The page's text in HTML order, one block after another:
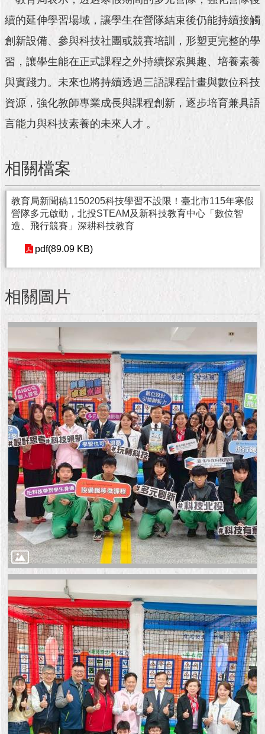
與
專
區
北
旅
遊
網
政
站
資
料
開
放
宣
隱
權
及
訊
全
政
策
RSS
聯
絡
我
們
（陳
情
系
統
1999）
續的延伸學習場域，讓學生在營隊結束後仍能持續接觸
創新設備、參與科技社團或競賽培訓，形塑更完整的學
習，讓學生能在正式課程之外持續探索興趣、培養素養
與實踐力。未來也將持續透過三語課程計畫與數位科技
資源，強化教師專業成長與課程創新，逐步培育兼具語
言能力與科技素養的未來人才 。
相關檔案
教育局新聞稿1150205科技學習不設限！臺北市115年寒假
營隊多元啟動，北投STEAM及新科技教育中心「數位智
造、飛行競賽」深耕科技教育
pdf(89.09 KB)
相關圖片